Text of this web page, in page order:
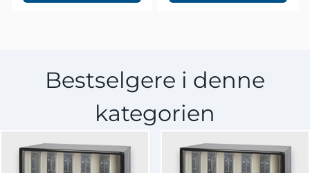
Bestselgere i denne
kategorien